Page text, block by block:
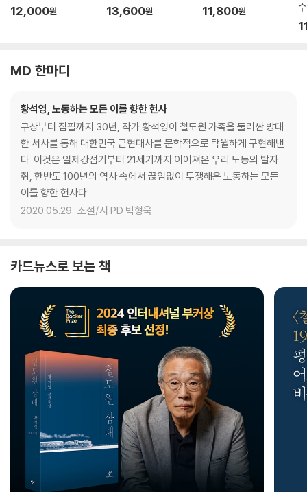
12,000원 13,600원 11,800원
MD 한마디
황석영, 노동하는 모든 이를 향한 헌사
구상부터 집필까지 30년, 작가 황석영이 철도원 가족을 둘러싼 방대
한 서사를 통해 대한민국 근현대사를 문학적으로 탁월하게 구현해낸
다. 이것은 일제강점기부터 21세기까지 이어져온 우리 노동의 발자
취, 한반도 100년의 역사 속에서 끊임없이 투쟁해온 노동하는 모든
이를 향한 헌사다.
2020.05.29. 소설/시 PD 박형욱
카드뉴스로 보는 책